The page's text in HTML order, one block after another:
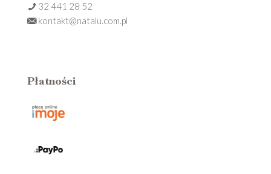
32 441 28 52
kontakt@natalu.com.pl
Płatności